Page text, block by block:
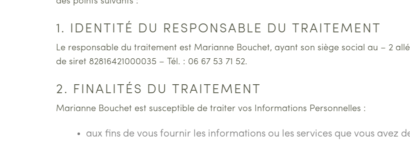
1. IDENTITÉ DU RESPONSABLE DU TRAITEMENT
Le responsable du traitement est Marianne Bouchet, ayant son siège social au – 2
de siret 82816421000035 – Tél. : 06 67 53 71 52.
2. FINALITÉS DU TRAITEMENT
Marianne Bouchet est susceptible de traiter vos Informations Personnelles :
aux fins de vous fournir les informations ou les services que vous avez